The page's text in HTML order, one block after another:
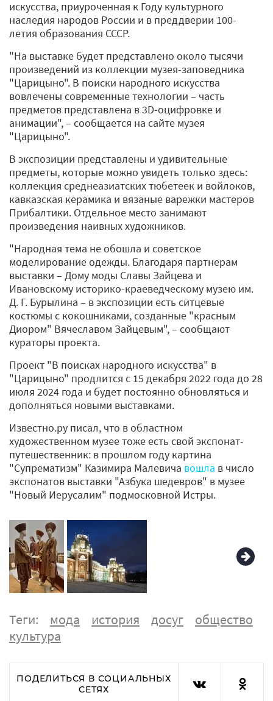
искусства, приуроченная к Году культурного
наследия народов России и в преддверии 100-
летия образования СССР.
"На выставке будет представлено около тысячи
произведений из коллекции музея-заповедника
"Царицыно". В поиски народного искусства
вовлечены современные технологии – часть
предметов представлена в 3D-оцифровке и
анимации", – сообщается на сайте музея
"Царицыно".
В экспозиции представлены и удивительные
предметы, которые можно увидеть только здесь:
коллекция среднеазиатских тюбетеек и войлоков,
кавказская керамика и вязаные варежки мастеров
Прибалтики. Отдельное место занимают
произведения наивных художников.
"Народная тема не обошла и советское
моделирование одежды. Благодаря партнерам
выставки – Дому моды Славы Зайцева и
Ивановскому историко-краеведческому музею им.
Д. Г. Бурылина – в экспозиции есть ситцевые
костюмы с кокошниками, созданные "красным
Диором" Вячеславом Зайцевым", – сообщают
кураторы проекта.
Проект "В поисках народного искусства" в
"Царицыно" продлится с 15 декабря 2022 года до 28
июля 2024 года и будет постоянно обновляться и
дополняться новыми выставками.
Известно.ру писал, что в областном
художественном музее тоже есть свой экспонат-
путешественник: в прошлом году картина
"Супрематизм" Казимира Малевича вошла в число
экспонатов выставки "Азбука шедевров" в музее
"Новый Иерусалим" подмосковной Истры.
Теги: мода история досуг
общество
культура
ПОДЕЛИТЬСЯ В СОЦИАЛЬНЫХ
СЕТЯХ